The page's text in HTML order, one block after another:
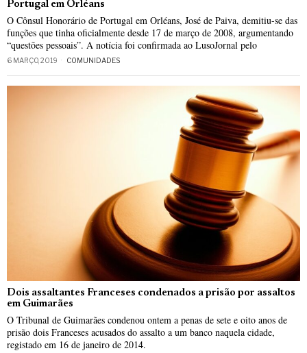
Portugal em Orléans
O Cônsul Honorário de Portugal em Orléans, José de Paiva, demitiu-se das
funções que tinha oficialmente desde 17 de março de 2008, argumentando
“questões pessoais”. A notícia foi confirmada ao LusoJornal pelo
6 MARÇO, 2019 COMUNIDADES
Dois assaltantes Franceses condenados a prisão por assaltos
em Guimarães
O Tribunal de Guimarães condenou ontem a penas de sete e oito anos de
prisão dois Franceses acusados do assalto a um banco naquela cidade,
registado em 16 de janeiro de 2014.